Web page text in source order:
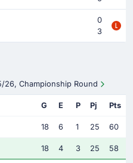
0
3
26, Championship Round
G E P Pj Pts
18 6 1 25 60
18 4 3 25 58